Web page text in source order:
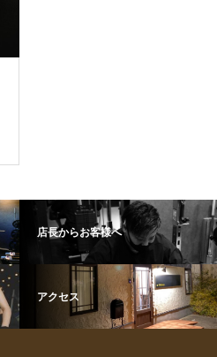
店長からお客様へ
アクセス